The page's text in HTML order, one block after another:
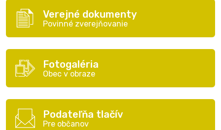
Verejné dokumenty
Povinné zverejňovanie
Fotogaléria
Obec v obraze
Podateľňa tlačív
Pre občanov